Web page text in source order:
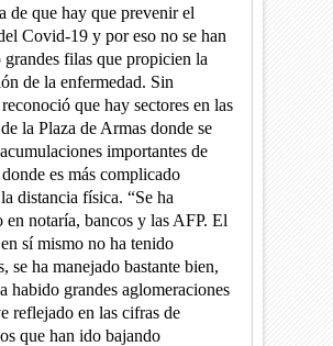
de que hay que prevenir el
Covid-19 y por eso no se han
grandes filas que propicien la
de la enfermedad. Sin
que hay sectores en las
la Plaza de Armas donde se
importantes de
es más complicado
distancia física. “Se ha
en notaría, bancos y las AFP. El
sí mismo no ha tenido
se ha manejado bastante bien,
habido grandes aglomeraciones
reflejado en las cifras de
que han ido bajando